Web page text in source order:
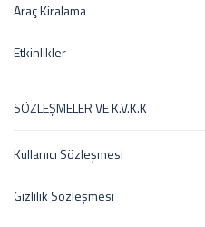
Araç Kiralama
Etkinlikler
SÖZLEŞMELER VE K.V.K.K
Kullanıcı Sözleşmesi
Gizlilik Sözleşmesi